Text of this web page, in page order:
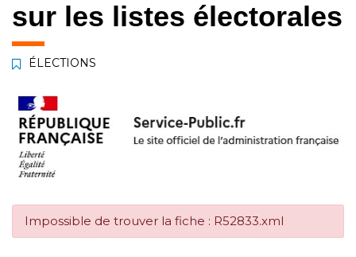
sur les listes électorales
ÉLECTIONS
Impossible de trouver la fiche : R52833.xml